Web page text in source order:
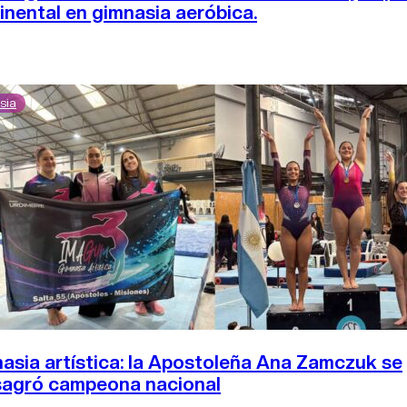
en gimnasia aeróbica.
artística: la Apostoleña Ana Zamczuk se
campeona nacional